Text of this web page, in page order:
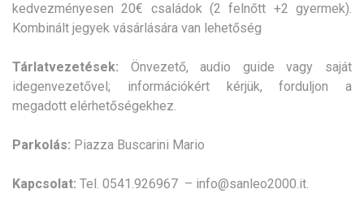
kedvezményesen 20€ családok (2 felnőtt +2 gyermek).
Kombinált jegyek vásárlására van lehetőség
Tárlatvezetések: Önvezető, audio guide vagy saját
idegenvezetővel; információkért kérjük, forduljon a
megadott elérhetőségekhez.
Parkolás: Piazza Buscarini Mario
Kapcsolat: Tel. 0541.926967 – info@sanleo2000.it.